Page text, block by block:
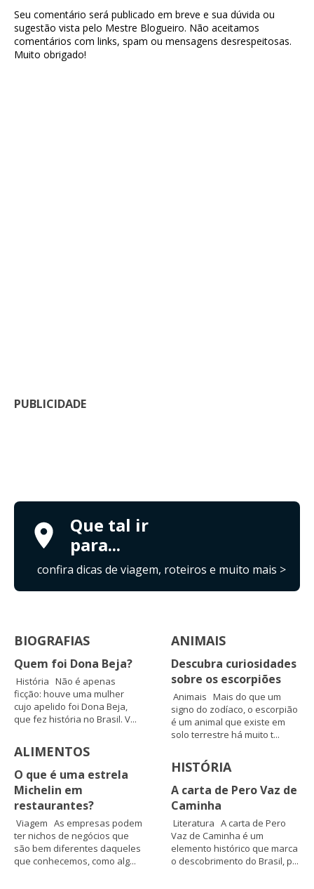
Seu comentário será publicado em breve e sua dúvida ou
sugestão vista pelo Mestre Blogueiro. Não aceitamos
comentários com links, spam ou mensagens desrespeitosas.
Muito obrigado!
PUBLICIDADE
Que tal ir
para...
confira dicas de viagem, roteiros e muito mais >
BIOGRAFIAS
Quem foi Dona Beja?
História Não é apenas
ficção: houve uma mulher
cujo apelido foi Dona Beja,
que fez história no Brasil. V...
ALIMENTOS
O que é uma estrela
Michelin em
restaurantes?
Viagem As empresas podem
ter nichos de negócios que
são bem diferentes daqueles
que conhecemos, como alg...
ANIMAIS
Descubra curiosidades
sobre os escorpiões
Animais Mais do que um
signo do zodíaco, o escorpião
é um animal que existe em
solo terrestre há muito t...
HISTÓRIA
A carta de Pero Vaz de
Caminha
Literatura A carta de Pero
Vaz de Caminha é um
elemento histórico que marca
o descobrimento do Brasil, p...